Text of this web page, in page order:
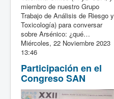
miembro de nuestro Grupo
Trabajo de Análisis de Riesgo y
Toxicología) para conversar
sobre Arsénico: ¿qué…
Miércoles, 22 Noviembre 2023
13:46
Participación en el
Congreso SAN